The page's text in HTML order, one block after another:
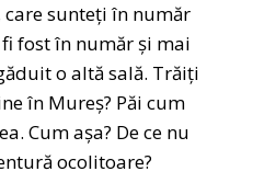
care sunteți în număr
fost în număr și mai
o altă sală. Trăiți
în Mureș? Păi cum
Cum așa? De ce nu
ocolitoare?